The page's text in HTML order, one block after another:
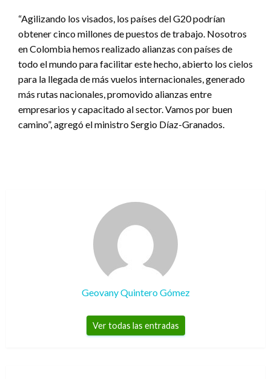
“Agilizando los visados, los países del G20 podrían
obtener cinco millones de puestos de trabajo. Nosotros
en Colombia hemos realizado alianzas con países de
todo el mundo para facilitar este hecho, abierto los cielos
para la llegada de más vuelos internacionales, generado
más rutas nacionales, promovido alianzas entre
empresarios y capacitado al sector. Vamos por buen
camino”, agregó el ministro Sergio Díaz-Granados.
Geovany Quintero Gómez
Ver todas las entradas